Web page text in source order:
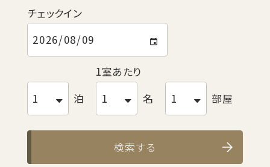
チェックイン
泊
1室あたり
名
部屋
検索する